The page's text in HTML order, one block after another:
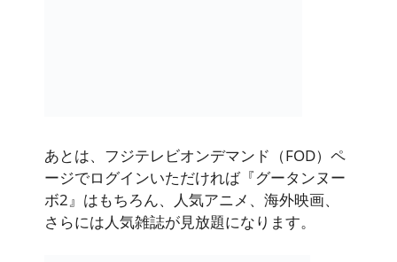
あとは、フジテレビオンデマンド（FOD）ペ
ージでログインいただければ『グータンヌー
ボ2』はもちろん、人気アニメ、海外映画、
さらには人気雑誌が見放題になります。